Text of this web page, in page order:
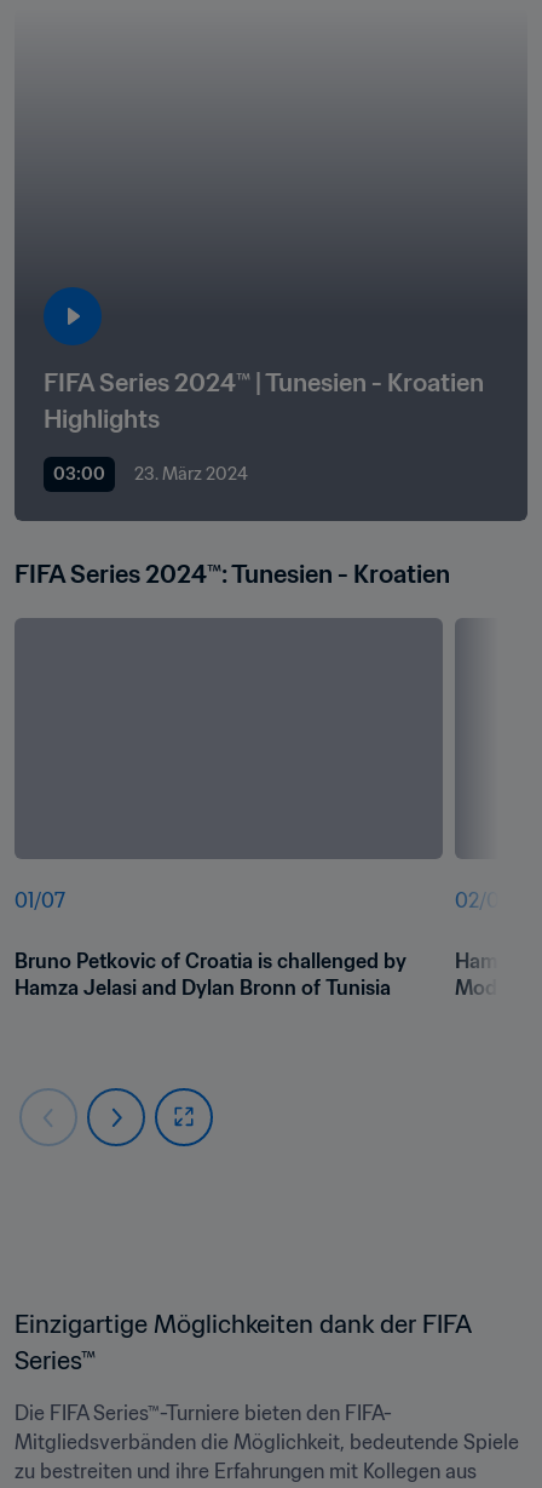
FIFA Series 2024™ | Tunesien - Kroatien
Highlights
03:00 23. März 2024
FIFA Series 2024™: Tunesien - Kroatien
01 /07
Bruno Petkovic of Croatia is challenged by
Hamza Jelasi and Dylan Bronn of Tunisia
02/07
Hamza
Modric
Einzigartige Möglichkeiten dank der FIFA
Series™
Die FIFA Series™-Turniere bieten den FIFA-
Mitgliedsverbänden die Möglichkeit, bedeutende Spiele
zu bestreiten und ihre Erfahrungen mit Kollegen aus